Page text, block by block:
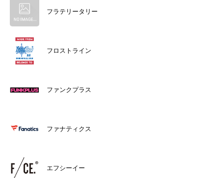
フラテリータリー
フロストライン
ファンクプラス
ファナティクス
エフシーイー